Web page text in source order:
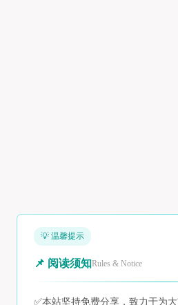
💡 温馨提示
📌 阅读须知Rules & Notice
✅本站坚持免费分享，致力于为